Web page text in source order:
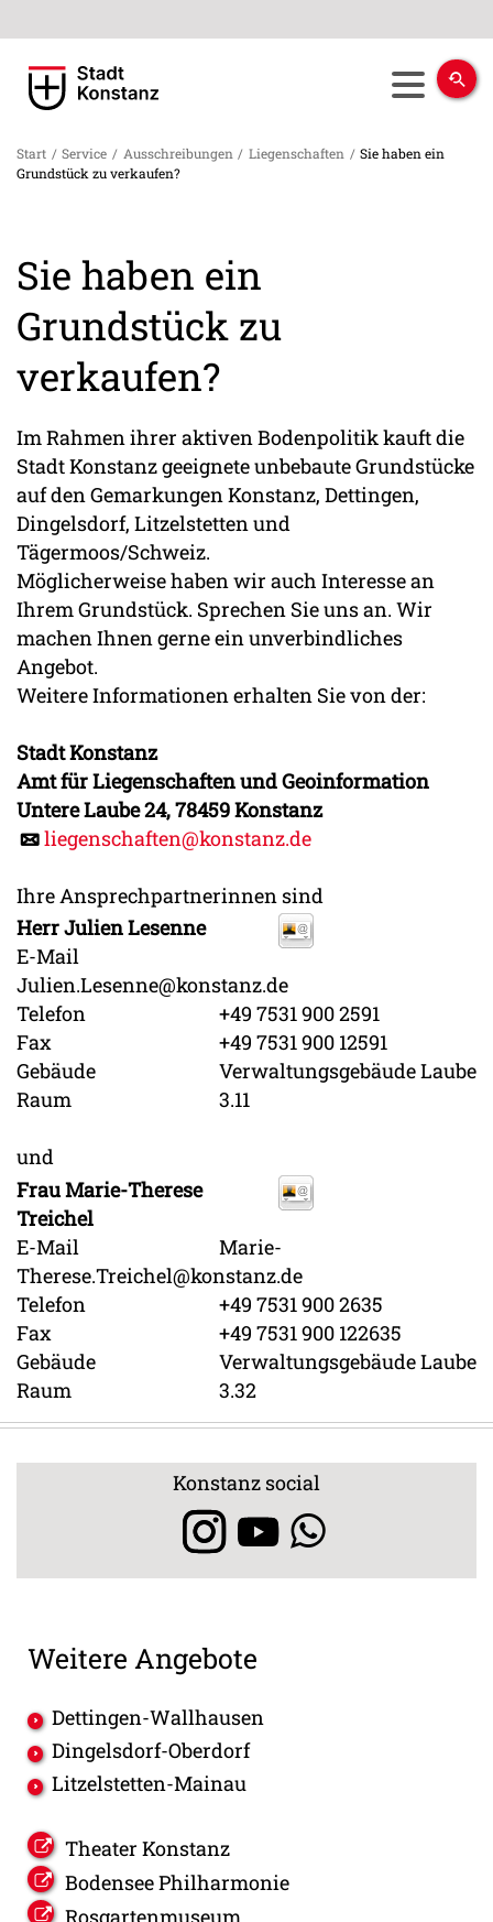
Start / Service / Ausschreibungen / Liegenschaften / Sie haben ein
Grundstück zu verkaufen?
Sie haben ein
Grundstück zu
verkaufen?
Im Rahmen ihrer aktiven Bodenpolitik kauft die
Stadt Konstanz geeignete unbebaute Grundstücke
auf den Gemarkungen Konstanz, Dettingen,
Dingelsdorf, Litzelstetten und
Tägermoos/Schweiz.
Möglicherweise haben wir auch Interesse an
Ihrem Grundstück. Sprechen Sie uns an. Wir
machen Ihnen gerne ein unverbindliches
Angebot.
Weitere Informationen erhalten Sie von der:
Stadt Konstanz
Amt für Liegenschaftenund Geoinformation
Untere Laube 24, 78459 Konstanz
liegenschaften@konstanz.de
Ihre Ansprechpartnerinnen sind
HerrJulienLesenne
E-Mail
Julien.Lesenne@konstanz.de
Telefon
+49 7531 900 2591
Fax
+49 7531 900 12591
Gebäude
Verwaltungsgebäude Laube
Raum
3.11
und
FrauMarie-Therese
Treichel
E-Mail
Marie-
Therese.Treichel@konstanz.de
Telefon
+49 7531 900 2635
Fax
+49 7531 900 122635
Gebäude
Verwaltungsgebäude Laube
Raum
3.32
Konstanz social
Weitere Angebote
Dettingen-Wallhausen
Dingelsdorf-Oberdorf
Litzelstetten-Mainau
Theater Konstanz
Bodensee Philharmonie
Rosgartenmuseum